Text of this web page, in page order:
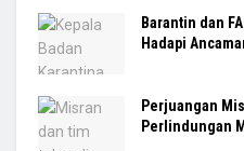
Barantin dan
Hadapi
Perjuangan
Perlindungan